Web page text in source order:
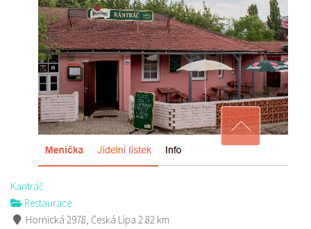
Kantráč
Restaurace
Hornická 2978, Česká Lípa 2.82 km